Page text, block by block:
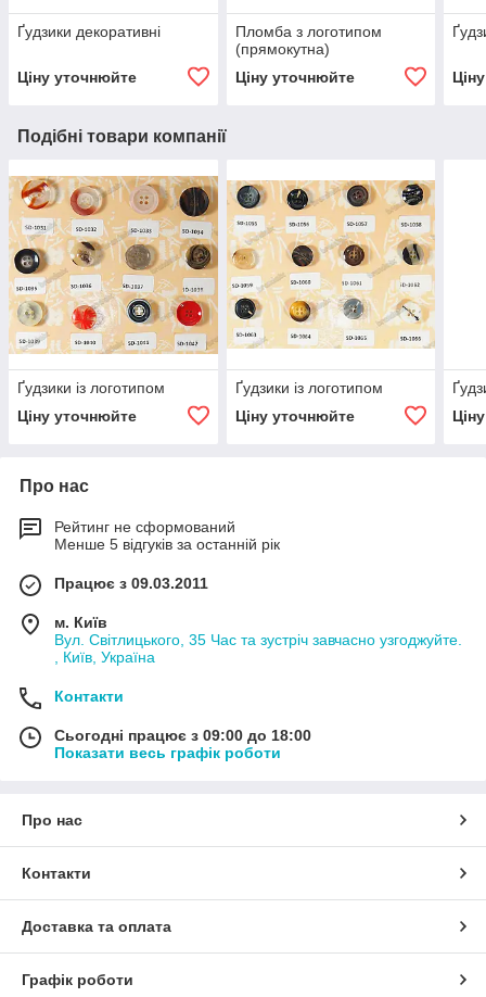
Ґудзики декоративні
Ціну уточнюйте
Пломба з логотипом
(прямокутна)
Ціну уточнюйте
Подібні товари компанії
Ґудзики із логотипом
Ціну уточнюйте
Ґудзики із логотипом
Ціну уточнюйте
Про нас
Рейтинг не сформований
Менше 5 відгуків за останній рік
Працює з 09.03.2011
м. Київ
Вул. Світлицького, 35 Час та зустріч завчасно узгоджуйте.
, Київ, Україна
Контакти
Сьогодні працює з 09:00 до 18:00
Показати весь графік роботи
Про нас
Контакти
Доставка та оплата
Графік роботи